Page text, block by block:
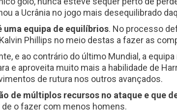
a Ucrânia no jogo mais desequilibrado
uma equipa de equilíbrios. No processo
Phillips no meio destas a fazer as
e ao contrário do último Mundial, a
e aproveita muito mais a habilidade de
de rutura nos outros avançados.
de múltiplos recursos no ataque e que
de o fazer com menos homens.